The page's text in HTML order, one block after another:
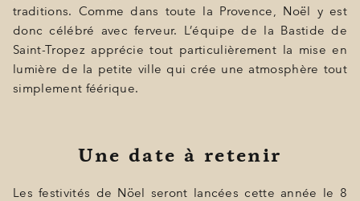
SPA BY HOLIDERMIE
BONS CADEAUX
ÉVÈNEMENTS
SITUATION
PROGRAMMATION
traditions. Comme dans toute la Provence, Noël y est
donc célébré avec ferveur. L’équipe de la Bastide de
Saint-Tropez apprécie tout particulièrement la mise en
lumière de la petite ville qui crée une atmosphère tout
simplement féérique.
Une date à retenir
Les festivités de Nöel seront lancées cette année le 8